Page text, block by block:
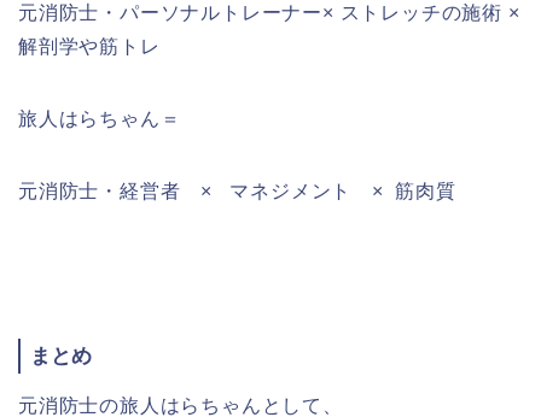
元消防士・パーソナルトレーナー× ストレッチの施術 ×
解剖学や筋トレ
旅人はらちゃん＝
元消防士・経営者 × マネジメント × 筋肉質
まとめ
元消防士の旅人はらちゃんとして、